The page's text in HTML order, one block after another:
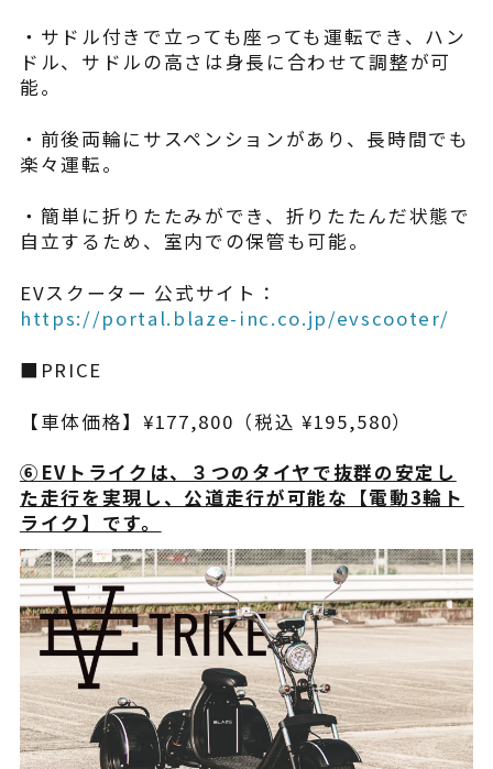
・サドル付きで立っても座っても運転でき、ハン
ドル、サドルの高さは身長に合わせて調整が可
能。
・前後両輪にサスペンションがあり、長時間でも
楽々運転。
・簡単に折りたたみができ、折りたたんだ状態で
自立するため、室内での保管も可能。
EVスクーター 公式サイト：
https://portal.blaze-inc.co.jp/evscooter/
■PRICE
【車体価格】¥177,800（税込 ¥195,580）
⑥EVトライクは、３つのタイヤで抜群の安定し
た走行を実現し、公道走行が可能な【電動3輪ト
ライク】です。